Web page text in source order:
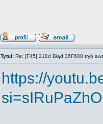
Tytuł: Re: [F45] 218d Błąd 36F600 tryb
https://